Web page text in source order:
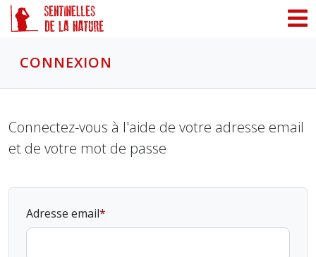
CONNEXION
Connectez-vous à l'aide de votre adresse email
et de votre mot de passe
Adresse email
Panneau de gestion des cookies